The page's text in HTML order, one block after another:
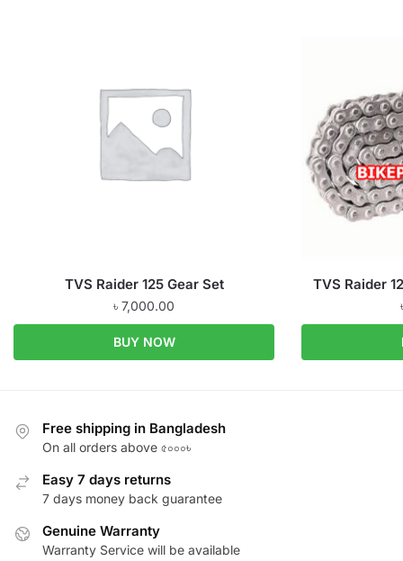
TVS Raider 125 Gear Set
৳ 7,000.00
BUY NOW
TVS Raider
Free shipping in Bangladesh
On all orders above ৫০০০৳
Easy 7 days returns
7 days money back guarantee
Genuine Warranty
Warranty Service will be available